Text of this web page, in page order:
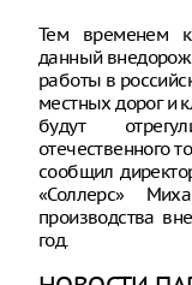
Тем временем
данный
работы в
местных дорог и
будут
отечественного
сообщил
«Соллерс»
производства
год.